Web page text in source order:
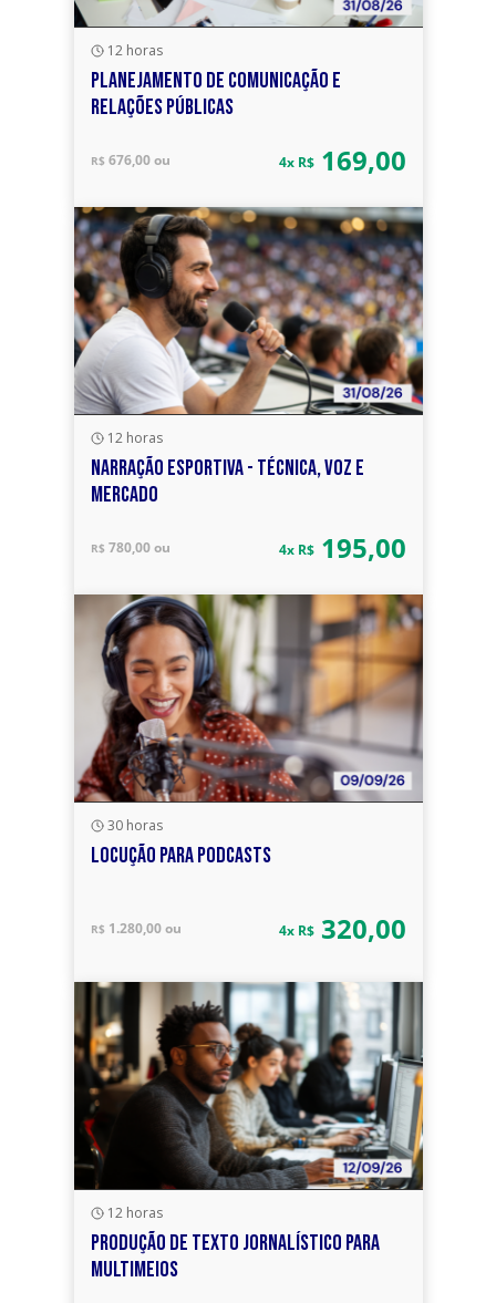
12 horas
PLANEJAMENTO DE COMUNICAÇÃO E
RELAÇÕES PÚBLICAS
R$ 676,00 ou 4x R$169,00
12 horas
NARRAÇÃO ESPORTIVA - TÉCNICA, VOZ E
MERCADO
R$ 780,00 ou 4x R$195,00
30 horas
LOCUÇÃO PARA PODCASTS
R$ 1.280,00 ou 4x R$320,00
12 horas
PRODUÇÃO DE TEXTO JORNALÍSTICO PARA
MULTIMEIOS